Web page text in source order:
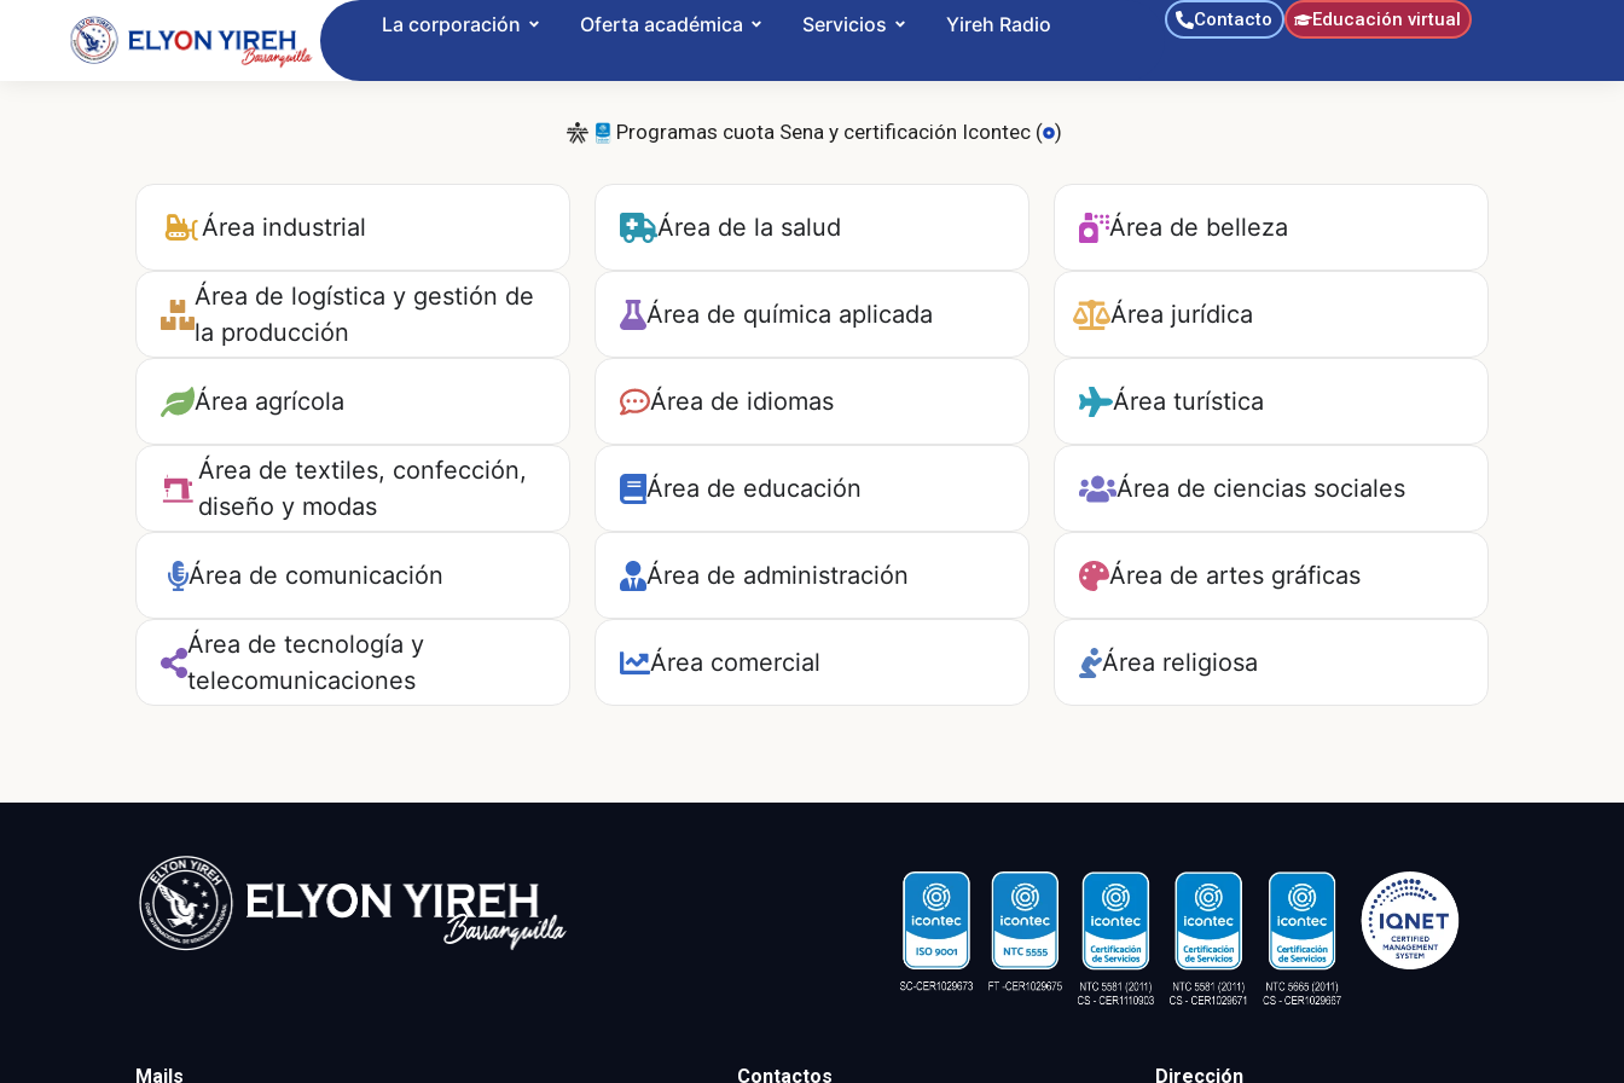
La corporación Oferta académica Servicios Yireh Radio Contacto Educación virtual
Programas cuota Sena y certificación Icontec ( )
Área industrial
Área de logística y gestión de
la producción
Área agrícola
Área de textiles, confección,
diseño y modas
Área de comunicación
Área de tecnología y
telecomunicaciones
Área de la salud
Área de química aplicada
Área de idiomas
Área de educación
Área de administración
Área comercial
Área de belleza
Área jurídica
Área turística
Área de ciencias sociales
Área de artes gráficas
Área religiosa
Mails Contactos Dirección